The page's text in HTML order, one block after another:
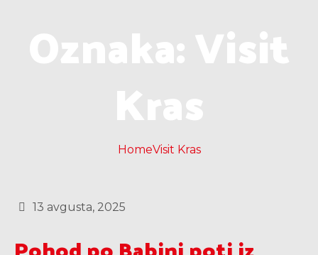
HomeVisit Kras
13 avgusta, 2025